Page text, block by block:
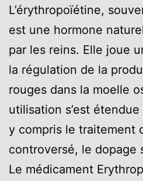
L’érythropoïétine,
est une hormone
par les reins. Elle joue
la régulation de la
rouges dans la moelle
utilisation s’est
y compris le traitement
controversé, le dopage
Le médicament